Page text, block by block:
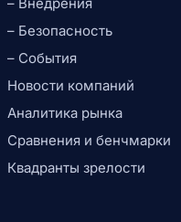
– Безопасность
– События
Новости компаний
Аналитика рынка
Сравнения и бенчмарки
Квадранты зрелости